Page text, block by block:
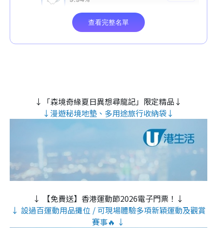
↓「森境奇緣夏日異想尋龍記」限定精品↓
↓漫遊秘境地墊、多用途旅行收納袋↓
↓ 【免費送】香港運動節2026電子門票！↓
↓ 設過百運動用品攤位 / 可現場體驗多項新穎運動及觀賞
賽事🔥 ↓